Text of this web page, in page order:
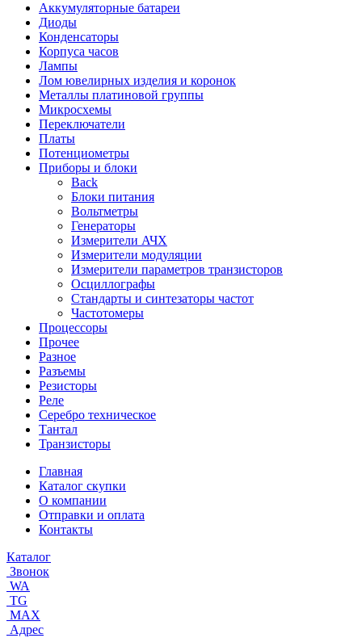
Аккумуляторные батареи
Диоды
Конденсаторы
Корпуса часов
Лампы
Лом ювелирных изделия и коронок
Металлы платиновой группы
Микросхемы
Переключатели
Платы
Потенциометры
Приборы и блоки
Back
Блоки питания
Вольтметры
Генераторы
Измерители АЧХ
Измерители модуляции
Измерители параметров транзисторов
Осциллографы
Стандарты и синтезаторы частот
Частотомеры
Процессоры
Прочее
Разное
Разъемы
Резисторы
Реле
Серебро техническое
Тантал
Транзисторы
Главная
Каталог скупки
О компании
Отправки и оплата
Контакты
Каталог
Звонок
WA
TG
MAX
Адрес